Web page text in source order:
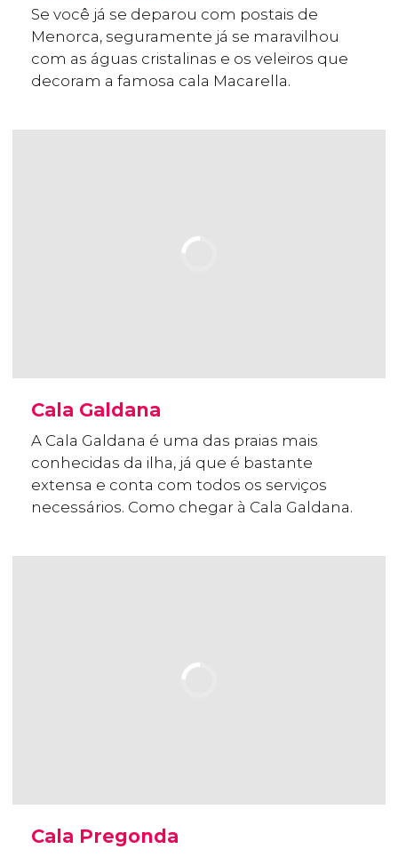
Se você já se deparou com postais de
Menorca, seguramente já se maravilhou
com as águas cristalinas e os veleiros que
decoram a famosa cala Macarella.
Cala Galdana
A Cala Galdana é uma das praias mais
conhecidas da ilha, já que é bastante
extensa e conta com todos os serviços
necessários. Como chegar à Cala Galdana.
Cala Pregonda